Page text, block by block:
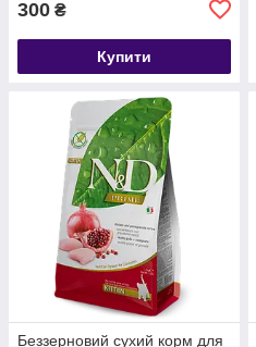
300 ₴
Купити
Беззерновий сухий корм для